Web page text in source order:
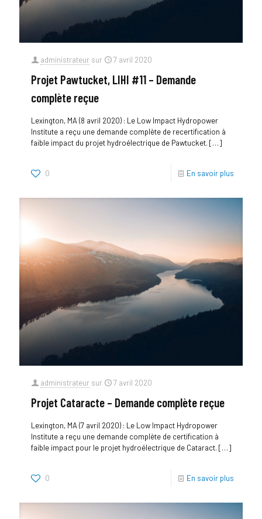
administrateur sur 7 avril 2020
Projet Pawtucket, LIHI #11 – Demande
complète reçue
Lexington, MA (8 avril 2020) : Le Low Impact Hydropower
Institute a reçu une demande complète de recertification à
faible impact du projet hydroélectrique de Pawtucket. […]
0 En savoir plus
administrateur sur 7 avril 2020
Projet Cataracte – Demande complète reçue
Lexington, MA (7 avril 2020) : Le Low Impact Hydropower
Institute a reçu une demande complète de certification à
faible impact pour le projet hydroélectrique de Cataract. […]
0 En savoir plus